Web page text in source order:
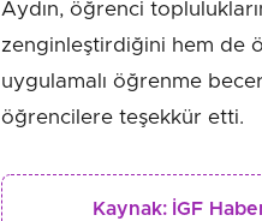
Aydın, öğrenci
zenginleştirdiğini hem de
uygulamalı öğrenme
öğrencilere teşekkür etti.
Kaynak: İGF